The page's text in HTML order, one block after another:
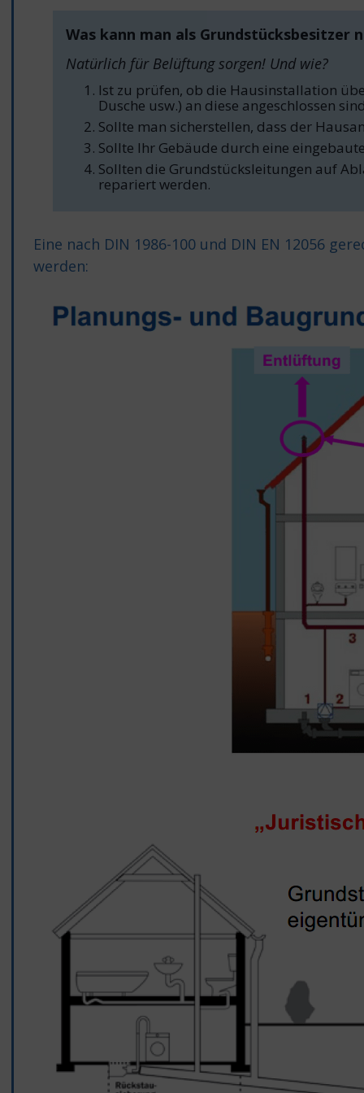
Was kann man als
Natürlich für Belüftung sorgen! Und wie?
Ist zu prüfen, ob die Hausinstallation
Dusche usw.) an diese angeschlossen
Sollte man sicherstellen, dass der
Sollte Ihr Gebäude durch eine
Sollten die Grundstücksleitungen auf
repariert werden.
Eine nach DIN 1986-100 und DIN EN 12056
werden: